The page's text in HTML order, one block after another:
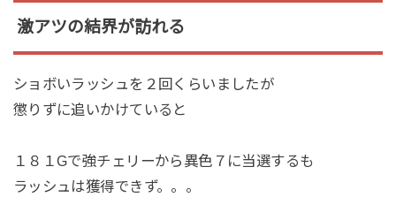
激アツの結界が訪れる
ショボいラッシュを２回くらいましたが
懲りずに追いかけていると
１８１Gで強チェリーから異色７に当選するも
ラッシュは獲得できず。。。